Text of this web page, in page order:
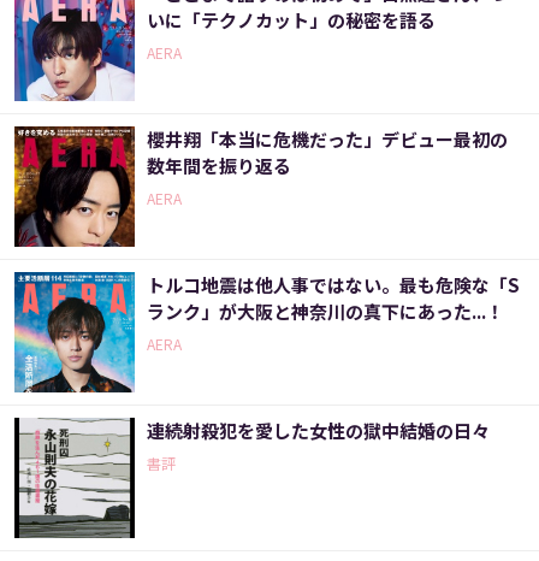
いに「テクノカット」の秘密を語る
AERA
櫻井翔「本当に危機だった」デビュー最初の
数年間を振り返る
AERA
トルコ地震は他人事ではない。最も危険な「S
ランク」が大阪と神奈川の真下にあった...！
AERA
連続射殺犯を愛した女性の獄中結婚の日々
書評